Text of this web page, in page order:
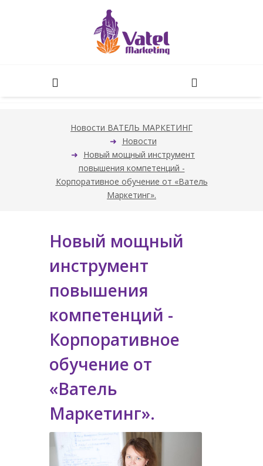
Новости ВАТЕЛЬ МАРКЕТИНГ
Новости
Новый мощный инструмент
повышения компетенций -
Корпоративное обучение от «Ватель
Маркетинг».
Новый мощный
инструмент
повышения
компетенций -
Корпоративное
обучение от
«Ватель
Маркетинг».